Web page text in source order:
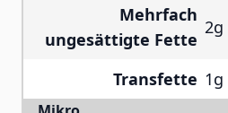
Mehrfach
ungesättigte Fette
2g
Transfette 1g